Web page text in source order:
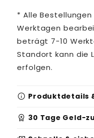
* Alle
Werktagen
beträgt 7-10
Standort kann die
erfolgen.
info Produktdetails
workspace_premium 30 Tage Geld-